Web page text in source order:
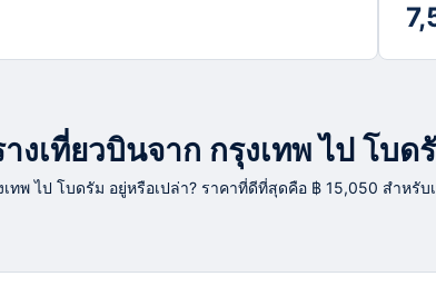
งเที่ยวบินจาก กรุงเทพ ไป โบ
ทพ ไป โบดรัม อยู่หรือเปล่า? ราคาที่ดีที่สุดคือ ฿ 15,050 สำหรั